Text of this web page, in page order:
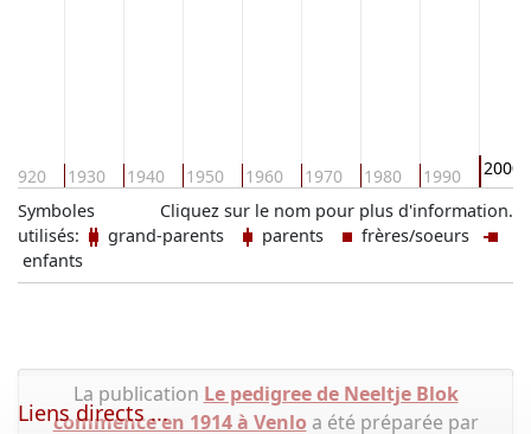
1920 1930 1940 1950 1960 1970 1980 1990
2000
Cliquez sur le nom pour plus d'information.
Symboles
utilisés:
grand-parents parents
frères/soeurs
enfants
La publication Le pedigree de Neeltje Blok
commence en 1914 à Venlo a été préparée par
Liens directs ...